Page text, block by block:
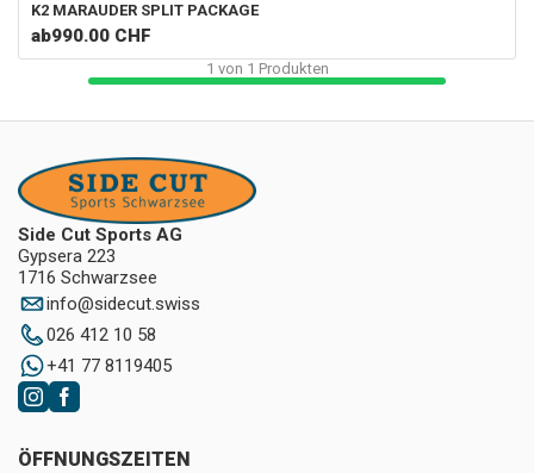
K2 MARAUDER SPLIT PACKAGE
ab990.00 CHF
1 von 1 Produkten
Side Cut Sports AG
Gypsera 223
1716 Schwarzsee
info@sidecut.swiss
026 412 10 58
+41 77 8119405
ÖFFNUNGSZEITEN